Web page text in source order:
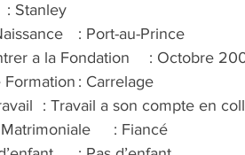
Prénoms	: Stanley
Lieu de Naissance	: Port-au-Prince
Date d’entrer a la Fondation	:
Filière de Formation	: Carrelage
Lieu de travail	: Travail a son
Situation Matrimoniale	: Fiancé